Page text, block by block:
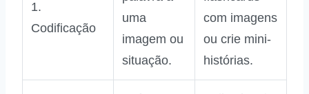
1.
Codificação
uma
imagem ou
situação.
com imagens
ou crie mini-
histórias.